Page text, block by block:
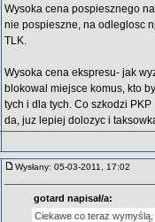
Wysoka cena pospiesznego
nie pospieszne, na odleglosc
TLK.
Wysoka cena ekspresu- jak
blokowal miejsce komus, kto
tych i dla tych. Co szkodzi
da, juz lepiej dolozyc i
Wysłany: 05-03-2011, 17:02
gotard napisał/a:
Ciekawe co teraz